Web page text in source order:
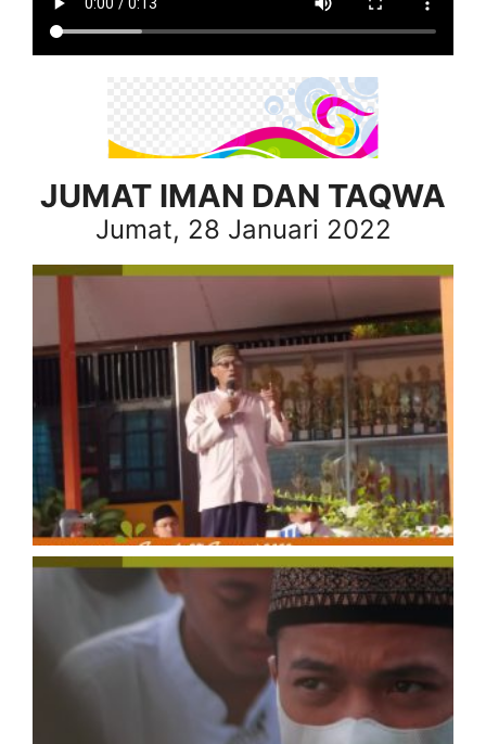
JUMAT IMAN DAN TAQWA
Jumat, 28 Januari 2022